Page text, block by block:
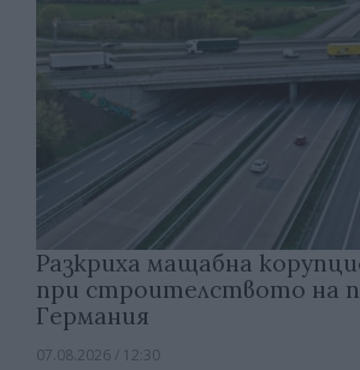
Разкриха мащабна
при строителството на
Германия
07.08.2026 / 12:30